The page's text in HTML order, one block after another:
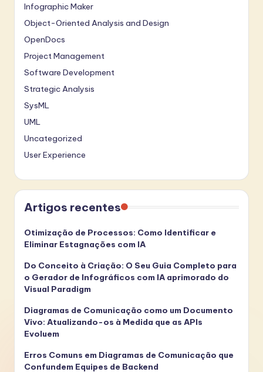
Infographic Maker
Object-Oriented Analysis and Design
OpenDocs
Project Management
Software Development
Strategic Analysis
SysML
UML
Uncategorized
User Experience
Artigos recentes
Otimização de Processos: Como Identificar e
Eliminar Estagnações com IA
Do Conceito à Criação: O Seu Guia Completo para
o Gerador de Infográficos com IA aprimorado do
Visual Paradigm
Diagramas de Comunicação como um Documento
Vivo: Atualizando-os à Medida que as APIs
Evoluem
Erros Comuns em Diagramas de Comunicação que
Confundem Equipes de Backend